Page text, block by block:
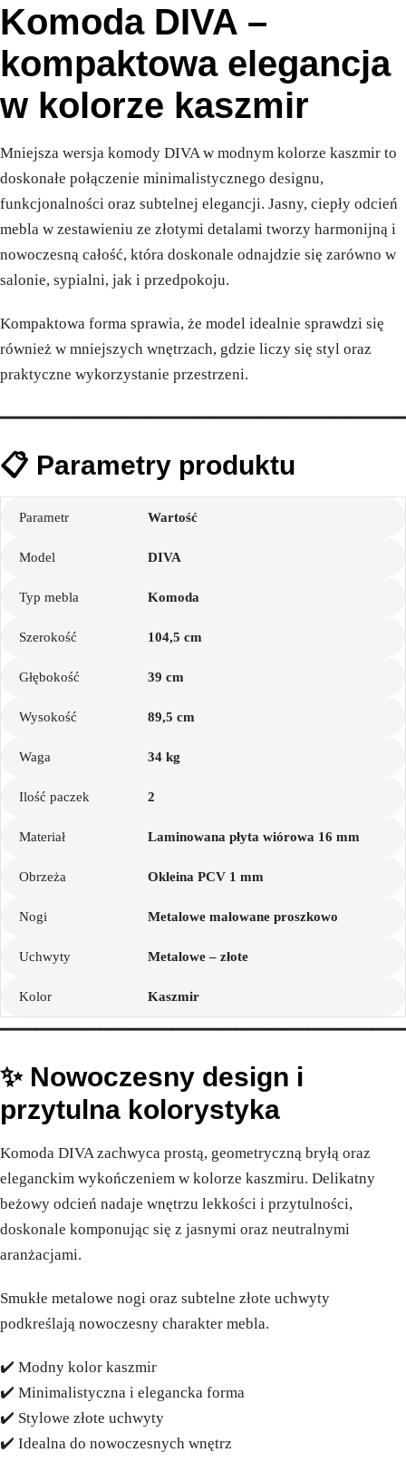
Komoda DIVA –
kompaktowa elegancja
w kolorze kaszmir
Mniejsza wersja komody DIVA w modnym kolorze kaszmir to
doskonałe połączenie minimalistycznego designu,
funkcjonalności oraz subtelnej elegancji. Jasny, ciepły odcień
mebla w zestawieniu ze złotymi detalami tworzy harmonijną i
nowoczesną całość, która doskonale odnajdzie się zarówno w
salonie, sypialni, jak i przedpokoju.
Kompaktowa forma sprawia, że model idealnie sprawdzi się
również w mniejszych wnętrzach, gdzie liczy się styl oraz
praktyczne wykorzystanie przestrzeni.
📋 Parametry produktu
Parametr Wartość
Model DIVA
Typ mebla Komoda
Szerokość 104,5 cm
Głębokość 39 cm
Wysokość 89,5 cm
Waga 34 kg
Ilość paczek 2
Materiał Laminowana płyta wiórowa 16 mm
Obrzeża Okleina PCV 1 mm
Nogi Metalowe malowane proszkowo
Uchwyty Metalowe – złote
Kolor Kaszmir
✨ Nowoczesny design i
przytulna kolorystyka
Komoda DIVA zachwyca prostą, geometryczną bryłą oraz
eleganckim wykończeniem w kolorze kaszmiru. Delikatny
beżowy odcień nadaje wnętrzu lekkości i przytulności,
doskonale komponując się z jasnymi oraz neutralnymi
aranżacjami.
Smukłe metalowe nogi oraz subtelne złote uchwyty
podkreślają nowoczesny charakter mebla.
✔️ Modny kolor kaszmir
✔️ Minimalistyczna i elegancka forma
✔️ Stylowe złote uchwyty
✔️ Idealna do nowoczesnych wnętrz